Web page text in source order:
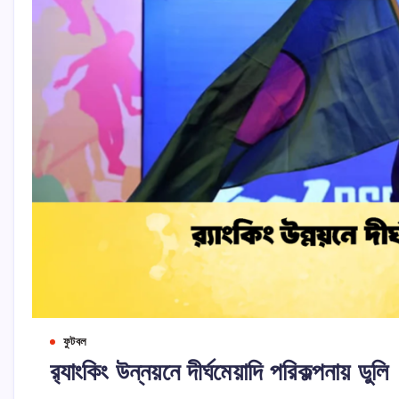
ফুটবল
র‌্যাংকিং উন্নয়নে দীর্ঘমেয়াদি পরিকল্পনায় ডুলি